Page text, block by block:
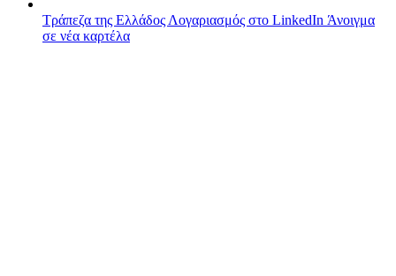
Τράπεζα της Ελλάδος Λογαριασμός στο LinkedIn Άνοιγμα
σε νέα καρτέλα